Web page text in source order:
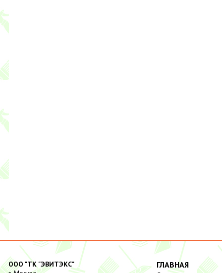
ООО "ТК "ЭВИТЭКС"
ГЛАВНАЯ